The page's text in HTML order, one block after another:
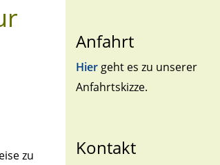
zu
Anfahrt
Hier geht es zu unserer
Anfahrtskizze.
Kontakt